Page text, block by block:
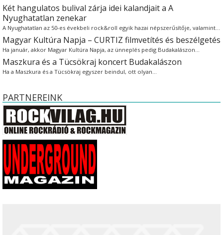
Két hangulatos bulival zárja idei kalandjait a A
Nyughatatlan zenekar
A Nyughatatlan az 50-es évekbeli rock&roll egyik hazai népszerűsítője, valamint…
Magyar Kultúra Napja – CURTIZ filmvetítés és beszélgetés
Ha január, akkor Magyar Kultúra Napja, az ünneplés pedig Budakalászon…
Maszkura és a Tücsökraj koncert Budakalászon
Ha a Maszkura és a Tücsökraj egyszer beindul, ott olyan…
PARTNEREINK